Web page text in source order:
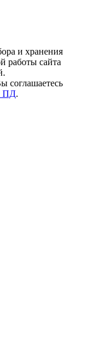
и хранения
работы сайта
соглашаетесь
ПД.